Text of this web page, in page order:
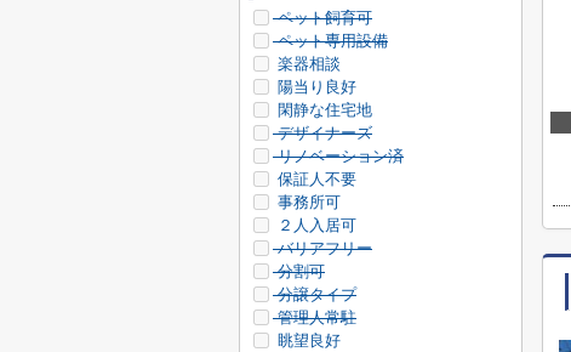
ペット飼育可
ペット専用設備
楽器相談
陽当り良好
閑静な住宅地
デザイナーズ
リノベーション済
保証人不要
事務所可
２人入居可
バリアフリー
分割可
分譲タイプ
管理人常駐
眺望良好